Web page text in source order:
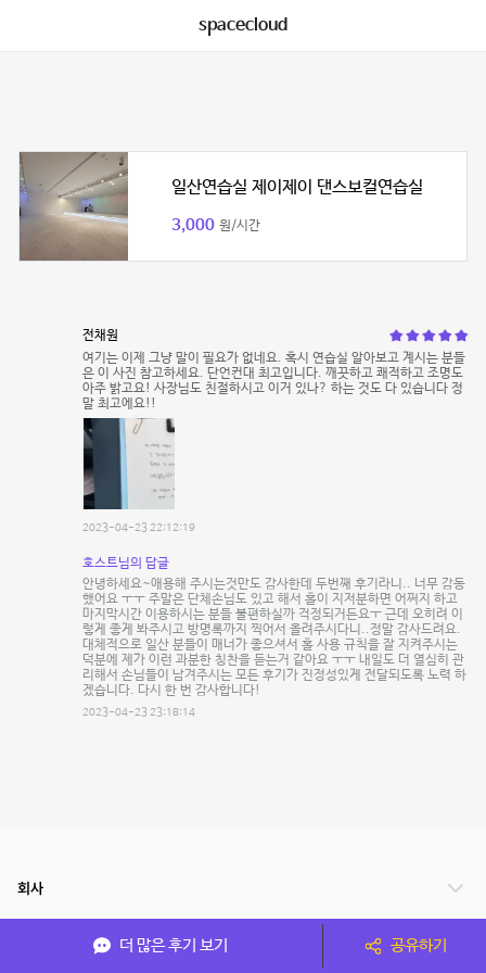
spacecloud
일산연습실 제이제이 댄스보컬연습실
3,000 원/시간
전채원
여기는 이제 그냥 말이 필요가 없네요. 혹시 연습실 알아보고 계시는 분들
은 이 사진 참고하세요. 단언컨대 최고입니다. 깨끗하고 쾌적하고 조명도
아주 밝고요! 사장님도 친절하시고 이거 있나? 하는 것도 다 있습니다 정
말 최고에요!!
2023-04-23 22:12:19
호스트님의 답글
안녕하세요~애용해 주시는것만도 감사한데 두번째 후기라니.. 너무 감동
했어요 ㅜㅜ 주말은 단체손님도 있고 해서 홀이 지저분하면 어쩌지 하고
마지막시간 이용하시는 분들 불편하실까 걱정되거든요ㅜ 근데 오히려 이
렇게 좋게 봐주시고 방명록까지 찍어서 올려주시다니..정말 감사드려요.
대체적으로 일산 분들이 매너가 좋으셔서 홀 사용 규칙을 잘 지켜주시는
덕분에 제가 이런 과분한 칭찬을 듣는거 같아요 ㅜㅜ 내일도 더 열심히 관
리해서 손님들이 남겨주시는 모든 후기가 진정성있게 전달되도록 노력 하
겠습니다. 다시 한 번 감사합니다!
2023-04-23 23:18:14
더 많은 후기 보기 공유하기
회사